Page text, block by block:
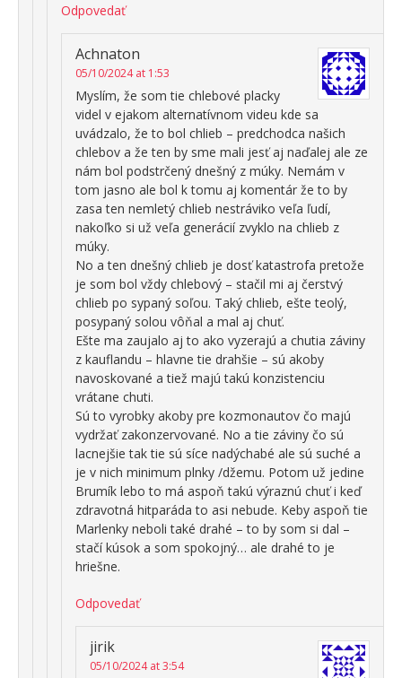
Odpovedať
Achnaton
05/10/2024 at 1:53
Myslím, že som tie chlebové placky
videl v ejakom alternatívnom videu kde sa
uvádzalo, že to bol chlieb – predchodca našich
chlebov a že ten by sme mali jesť aj naďalej ale ze
nám bol podstrčený dnešný z múky. Nemám v
tom jasno ale bol k tomu aj komentár že to by
zasa ten nemletý chlieb nestráviko veľa ľudí,
nakoľko si už veľa generácií zvyklo na chlieb z
múky.
No a ten dnešný chlieb je dosť katastrofa pretože
je som bol vždy chlebový – stačil mi aj čerstvý
chlieb po sypaný soľou. Taký chlieb, ešte teolý,
posypaný solou vôňal a mal aj chuť.
Ešte ma zaujalo aj to ako vyzerajú a chutia záviny
z kauflandu – hlavne tie drahšie – sú akoby
navoskované a tiež majú takú konzistenciu
vrátane chuti.
Sú to vyrobky akoby pre kozmonautov čo majú
vydržať zakonzervované. No a tie záviny čo sú
lacnejšie tak tie sú síce nadýchabé ale sú suché a
je v nich minimum plnky /džemu. Potom už jedine
Brumík lebo to má aspoň takú výraznú chuť i keď
zdravotná hitparáda to asi nebude. Keby aspoň tie
Marlenky neboli také drahé – to by som si dal –
stačí kúsok a som spokojný… ale drahé to je
hriešne.
Odpovedať
jirik
05/10/2024 at 3:54